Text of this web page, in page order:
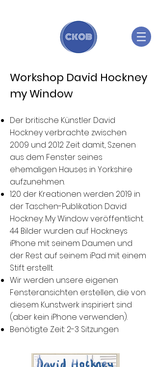
Workshop David Hockney
my Window
Der britische Künstler David
Hockney verbrachte zwischen
2009 und 2012 Zeit damit, Szenen
aus dem Fenster seines
ehemaligen Hauses in Yorkshire
aufzunehmen.
120 der Kreationen werden 2019 in
der Taschen-Publikation David
Hockney: My Window veröffentlicht.
44 Bilder wurden auf Hockneys
iPhone mit seinem Daumen und
der Rest auf seinem iPad mit einem
Stift erstellt.
Wir werden unsere eigenen
Fensteransichten erstellen, die von
diesem Kunstwerk inspiriert sind
(aber kein iPhone verwenden).
Benötigte Zeit: 2-3 Sitzungen